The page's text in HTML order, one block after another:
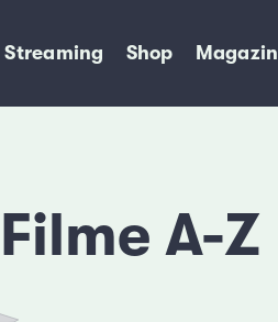
Streaming Shop Magazin
Filme A-Z